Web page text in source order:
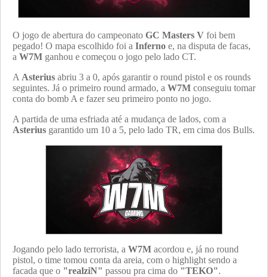
O jogo de abertura do campeonato GC Masters V foi bem
pegado! O mapa escolhido foi a Inferno e, na disputa de facas,
a W7M ganhou e começou o jogo pelo lado CT.
AAsterius abriu 3 a 0, após garantir o round pistol e os rounds
seguintes. Já o primeiro round armado, a W7M conseguiu tomar
conta do bomb A e fazer seu primeiro ponto no jogo.
A partida de uma esfriada até a mudança de lados, com a
Asterius garantido um 10 a 5, pelo lado TR, em cima dos Bulls.
Jogando pelo lado terrorista, a W7M acordou e, já no round
pistol, o time tomou conta da areia, com o highlight sendo a
facada que o "realziN" passou pra cima do "TEKO".